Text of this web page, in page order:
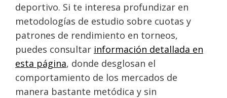
deportivo. Si te interesa profundizar en
metodologías de estudio sobre cuotas y
patrones de rendimiento en torneos,
puedes consultar información detallada en
esta página, donde desglosan el
comportamiento de los mercados de
manera bastante metódica y sin